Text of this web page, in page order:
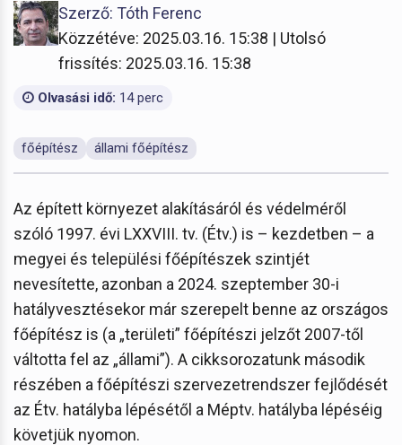
Szerző: Tóth Ferenc
Közzétéve: 2025.03.16. 15:38 | Utolsó
frissítés: 2025.03.16. 15:38
Olvasási idő: 14 perc
főépítész állami főépítész
Az épített környezet alakításáról és védelméről
szóló 1997. évi LXXVIII. tv. (Étv.) is – kezdetben – a
megyei és települési főépítészek szintjét
nevesítette, azonban a 2024. szeptember 30-i
hatályvesztésekor már szerepelt benne az országos
főépítész is (a „területi” főépítészi jelzőt 2007-től
váltotta fel az „állami”). A cikksorozatunk második
részében a főépítészi szervezetrendszer fejlődését
az Étv. hatályba lépésétől a Méptv. hatályba lépéséig
követjük nyomon.